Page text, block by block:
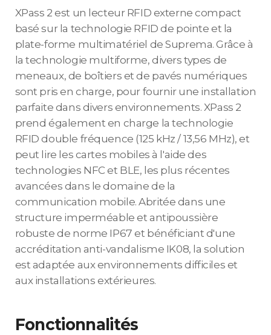
XPass 2 est un lecteur RFID externe compact
basé sur la technologie RFID de pointe et la
plate-forme multimatériel de Suprema. Grâce à
la technologie multiforme, divers types de
meneaux, de boîtiers et de pavés numériques
sont pris en charge, pour fournir une installation
parfaite dans divers environnements. XPass 2
prend également en charge la technologie
RFID double fréquence (125 kHz / 13,56 MHz), et
peut lire les cartes mobiles à l'aide des
technologies NFC et BLE, les plus récentes
avancées dans le domaine de la
communication mobile. Abritée dans une
structure imperméable et antipoussière
robuste de norme IP67 et bénéficiant d'une
accréditation anti-vandalisme IK08, la solution
est adaptée aux environnements difficiles et
aux installations extérieures.
Fonctionnalités